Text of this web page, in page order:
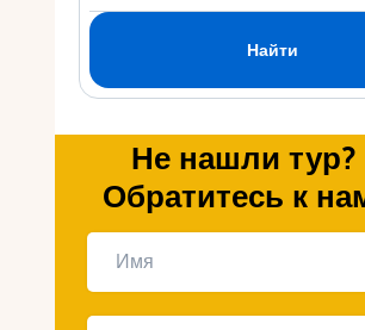
Не нашли тур?
Обратитесь к